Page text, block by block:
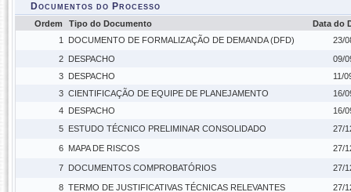
Documentos do Processo
Ordem Tipo do Documento
Data do
1
DOCUMENTO DE FORMALIZAÇÃO DE DEMANDA (DFD)
23/
2 DESPACHO
09/
3 DESPACHO
11/
3 CIENTIFICAÇÃO DE EQUIPE DE PLANEJAMENTO
16/
4 DESPACHO
16/
5 ESTUDO TÉCNICO PRELIMINAR CONSOLIDADO 27/
6 MAPA DE RISCOS 27/
7 DOCUMENTOS COMPROBATÓRIOS 27/
8 TERMO DE JUSTIFICATIVAS TÉCNICAS RELEVANTES 27/